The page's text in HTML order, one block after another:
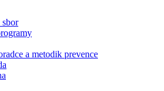
sbor
a metodik prevence